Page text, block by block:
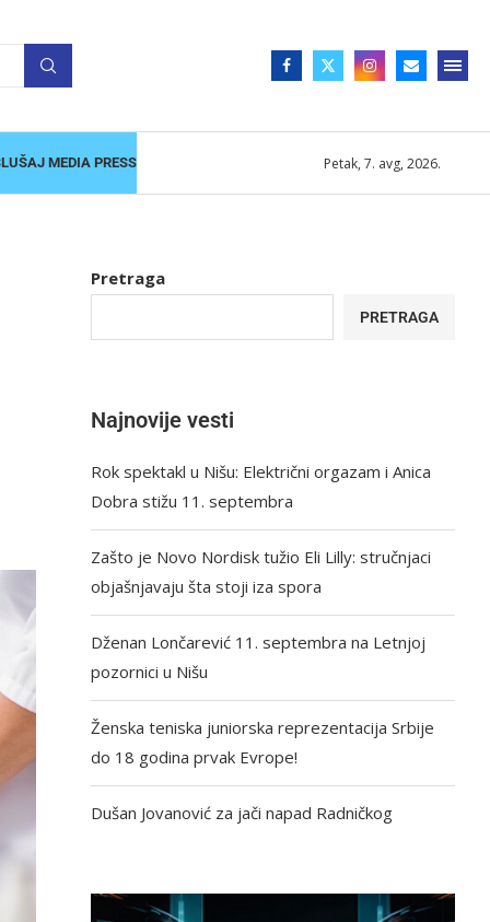
MEDIA PRESS Petak, 7. avg, 2026.
Pretraga
PRETRAGA
Najnovije vesti
Rok spektakl u Nišu: Električni orgazam i Anica
Dobra stižu 11. septembra
Zašto je Novo Nordisk tužio Eli Lilly: stručnjaci
objašnjavaju šta stoji iza spora
Dženan Lončarević 11. septembra na Letnjoj
pozornici u Nišu
Ženska teniska juniorska reprezentacija Srbije
do 18 godina prvak Evrope!
Dušan Jovanović za jači napad Radničkog